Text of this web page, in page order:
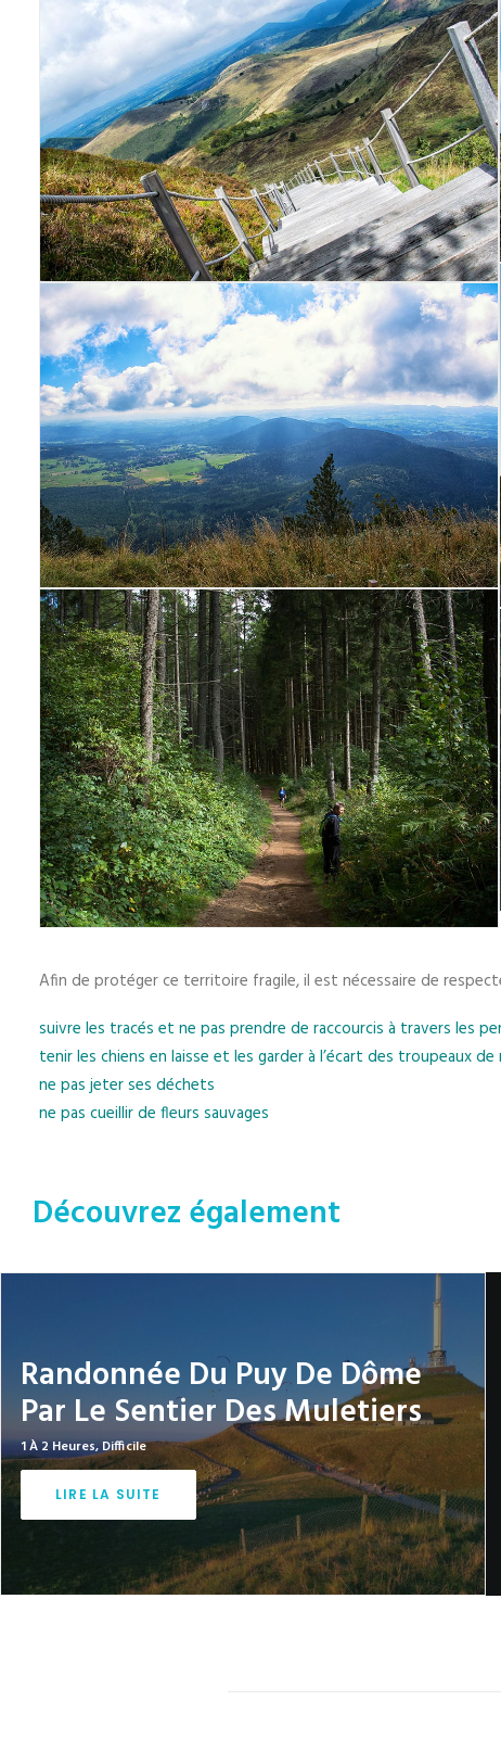
Afin de protéger ce territoire fragile, il est nécessaire de
suivre les tracés et ne pas prendre de raccourcis à travers les
tenir les chiens en laisse et les garder à l’écart des troupeaux
ne pas jeter ses déchets
ne pas cueillir de fleurs sauvages
Découvrez également
Randonnée Du Puy De Dôme
Par Le Sentier Des Muletiers
1 À 2 Heures,Difficile
LIRE LA SUITE